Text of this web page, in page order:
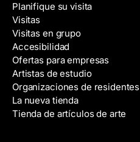
c
i
ó
n
d
e
c
o
r
Planifique su visita
Visitas
Visitas en grupo
Accesibilidad
Ofertas para empresas
Artistas de estudio
Organizaciones de residentes
La nueva tienda
Tienda de artículos de arte